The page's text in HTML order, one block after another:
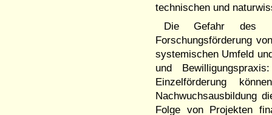
technischen und
Die Gefahr des
Forschungsförderung
systemischen Umfeld
und
Einzelförderung
Nachwuchsausbildung
Folge von Projekten